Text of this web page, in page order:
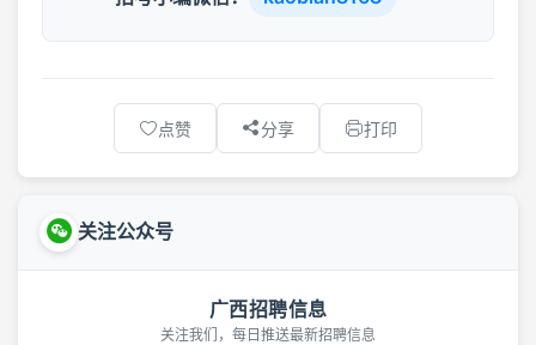
点赞 分享 打印
关注公众号
广西招聘信息
关注我们，每日推送最新招聘信息